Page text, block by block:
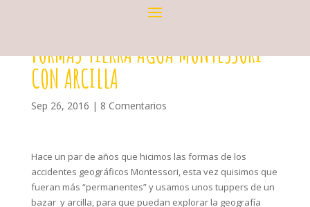
FORMAS TIERRA AGUA MONTESSORI
CON ARCILLA
Sep 26, 2016 | 8 Comentarios
Hace un par de años que hicimos las formas de los
accidentes geográficos Montessori, esta vez quisimos que
fueran más “permanentes” y usamos unos tuppers de un
bazar y arcilla, para que puedan explorar la geografía